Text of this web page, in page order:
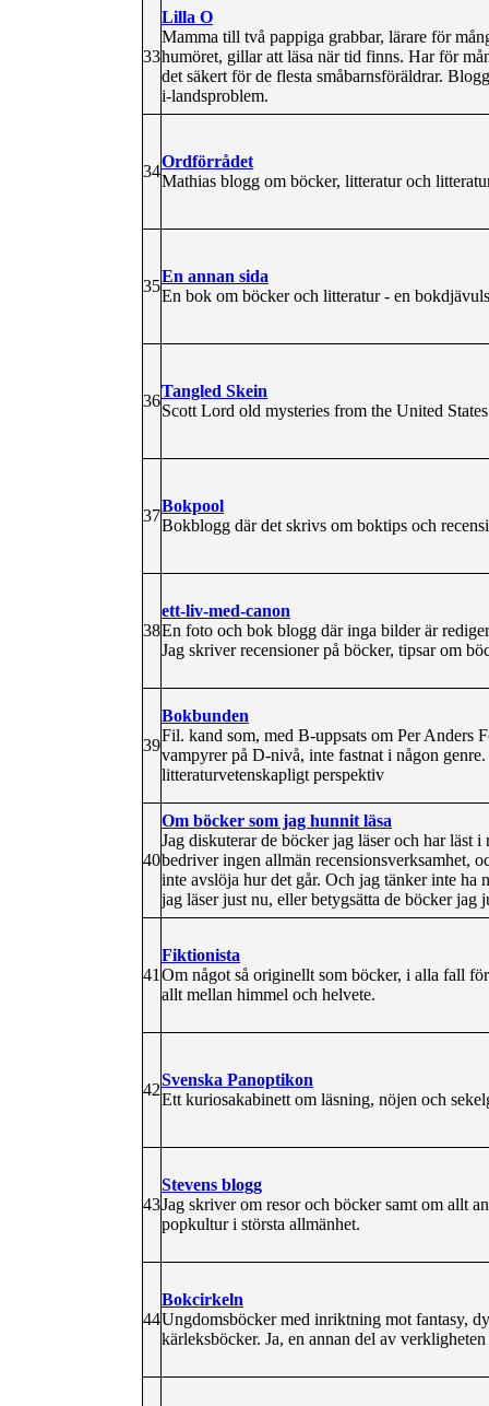
33
Lilla O
Mamma till två pappiga grabbar, lärare för
humöret, gillar att läsa när tid finns. Har för
det säkert för de flesta småbarnsföräldrar.
i-landsproblem.
34
Ordförrådet
Mathias blogg om böcker, litteratur och
35
En annan sida
En bok om böcker och litteratur - en
36
Tangled Skein
Scott Lord old mysteries from the United
37
Bokpool
Bokblogg där det skrivs om boktips och
38
ett-liv-med-canon
En foto och bok blogg där inga bilder är
Jag skriver recensioner på böcker, tipsar om
39
Bokbunden
Fil. kand som, med B-uppsats om Per Anders
vampyrer på D-nivå, inte fastnat i någon
litteraturvetenskapligt perspektiv
40
Om böcker som jag hunnit läsa
Jag diskuterar de böcker jag läser och har
bedriver ingen allmän recensionsverksamhet,
inte avslöja hur det går. Och jag tänker inte ha
jag läser just nu, eller betygsätta de böcker jag
41
Fiktionista
Om något så originellt som böcker, i alla fall
allt mellan himmel och helvete.
42
Svenska Panoptikon
Ett kuriosakabinett om läsning, nöjen och
43
Stevens blogg
Jag skriver om resor och böcker samt om allt
popkultur i största allmänhet.
44
Bokcirkeln
Ungdomsböcker med inriktning mot fantasy,
kärleksböcker. Ja, en annan del av